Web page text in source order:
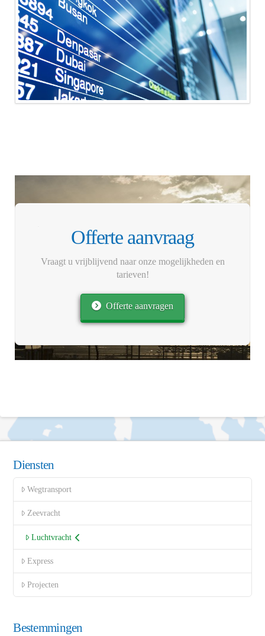
Offerte aanvraag
Vraagt u vrijblijvend naar onze mogelijkheden en
tarieven!
Offerte aanvragen
Diensten
Wegtransport
Zeevracht
Luchtvracht
Express
Projecten
Bestemmingen